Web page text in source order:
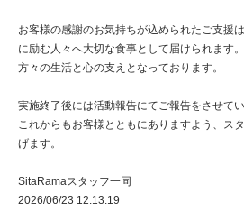
お客様の感謝のお気持ちが込められたご支援
に励む人々へ大切な食事として届けられます
方々の生活と心の支えとなっております。
実施終了後には活動報告にてご報告をさせて
これからもお客様とともにありますよう、ス
げます。
SitaRamaスタッフ一同
2026/06/23 12:13:19